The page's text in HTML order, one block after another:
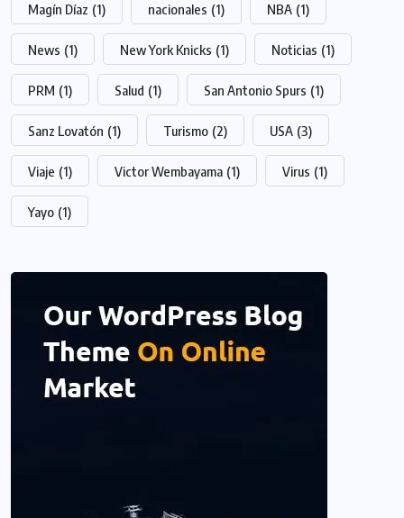
Magín Díaz (1) nacionales (1) NBA (1)
News (1) New York Knicks (1) Noticias (1)
PRM (1) Salud (1) San Antonio Spurs (1)
Sanz Lovatón (1) Turismo (2) USA (3)
Viaje (1) Victor Wembayama (1) Virus (1)
Yayo (1)